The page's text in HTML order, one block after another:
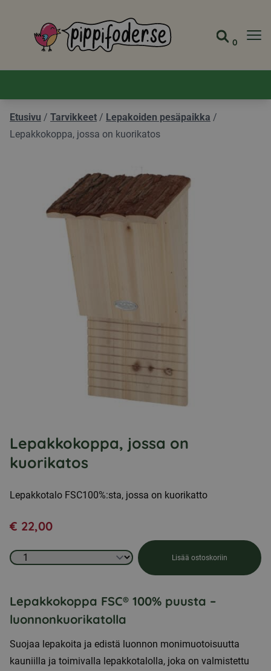
Pippifoder logo Siirry
0
Etusivu / Tarvikkeet / Lepakoiden pesäpaikka /
Lepakkokoppa, jossa on kuorikatos
Lepakkokoppa, jossa on
kuorikatos
Lepakkotalo FSC100%:sta, jossa on kuorikatto
€ 22,00
Lepakkokoppa,
kuorikatos
määrä
Lisää ostoskoriin
Lepakkokoppa FSC® 100% puusta –
luonnonkuorikatolla
Suojaa lepakoita ja edistä luonnon monimuotoisuutta
kauniilla ja toimivalla lepakkotalolla, joka on valmistettu